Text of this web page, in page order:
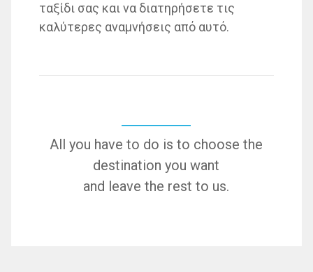
ταξίδι σας και να διατηρήσετε τις
καλύτερες αναμνήσεις από αυτό.
All you have to do is to choose the
destination you want
and leave the rest to us.